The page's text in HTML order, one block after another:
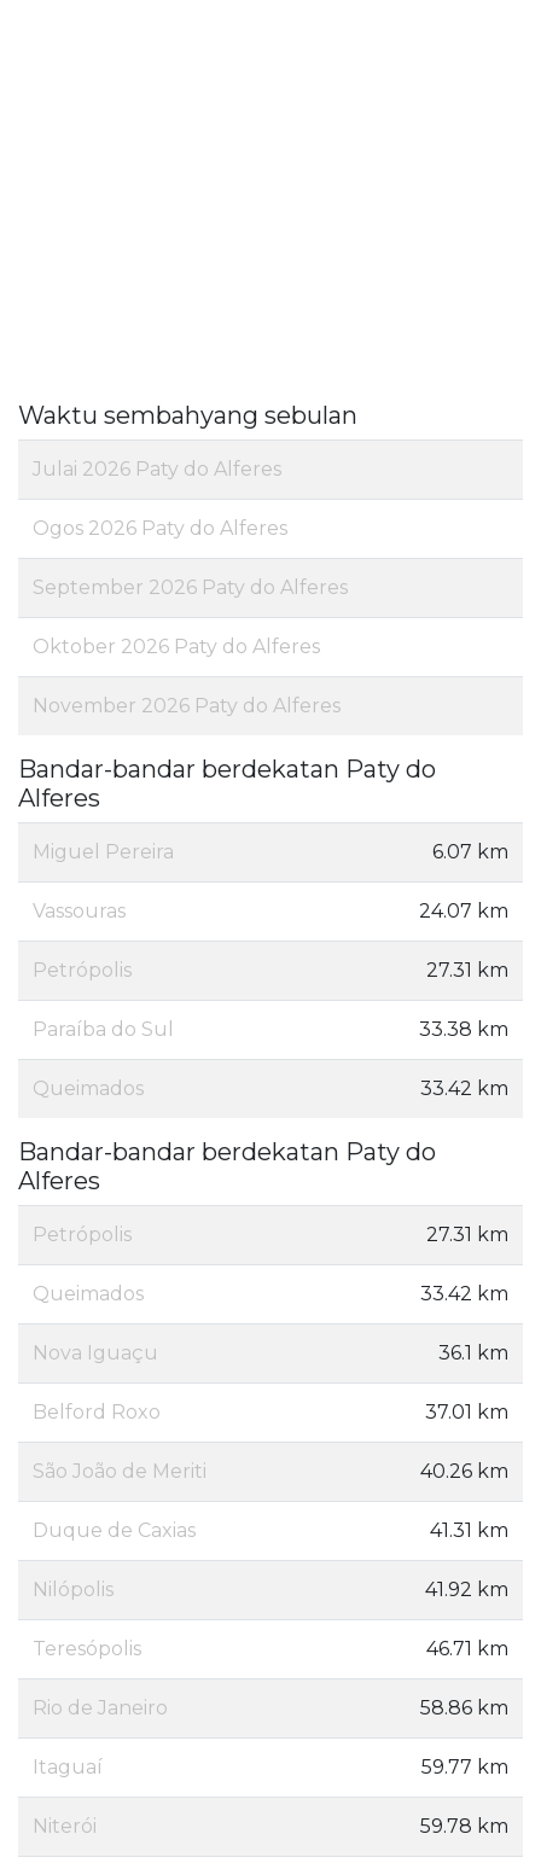
Waktu sembahyang sebulan
Julai 2026 Paty do Alferes
Ogos 2026 Paty do Alferes
September 2026 Paty do Alferes
Oktober 2026 Paty do Alferes
November 2026 Paty do Alferes
Bandar-bandar berdekatan Paty do
Alferes
Miguel Pereira 6.07 km
Vassouras 24.07 km
Petrópolis 27.31 km
Paraíba do Sul 33.38 km
Queimados 33.42 km
Bandar-bandar berdekatan Paty do
Alferes
Petrópolis 27.31 km
Queimados 33.42 km
Nova Iguaçu 36.1 km
Belford Roxo 37.01 km
São João de Meriti 40.26 km
Duque de Caxias 41.31 km
Nilópolis 41.92 km
Teresópolis 46.71 km
Rio de Janeiro 58.86 km
Itaguaí 59.77 km
Niterói 59.78 km